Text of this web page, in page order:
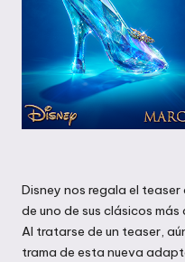
Disney nos regala el
de uno de sus clásicos
Al tratarse de un teaser,
trama de esta nueva